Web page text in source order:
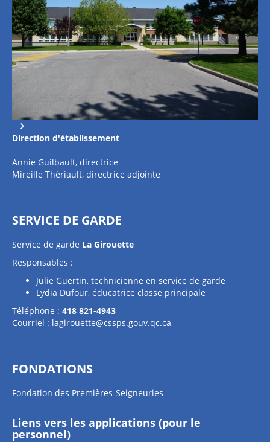
Direction d'établissement
Annie Guilbault, directrice
Mireille Thériault, directrice adjointe
SERVICE DE GARDE
Service de garde La Girouette
Responsables :
Julie Guertin, technicienne en service de garde
Lydia Dufour, éducatrice classe principale
Téléphone : 418 821-4943
Courriel : lagirouette@cssps.gouv.qc.ca
FONDATIONS
Fondation des Premières-Seigneuries
Liens vers les applications (pour le
personnel)